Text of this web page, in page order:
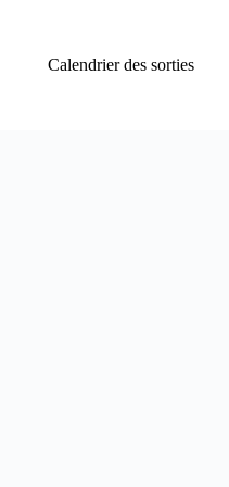
Calendrier des sorties